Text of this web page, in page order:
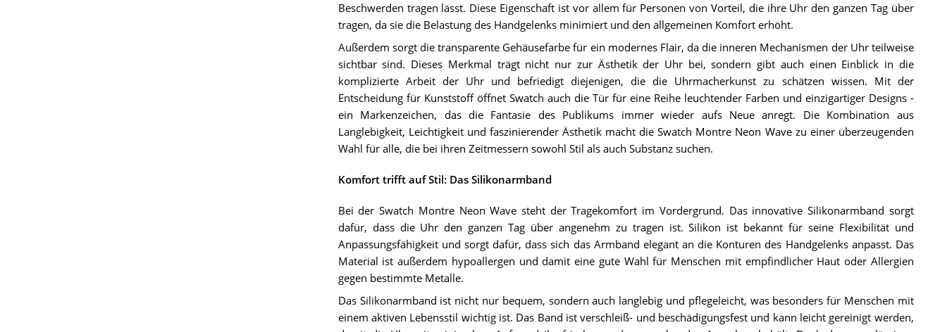
Beschwerden tragen lässt. Diese Eigenschaft ist vor allem für Personen von Vorteil, die ihre Uhr den ganzen Tag über
tragen, da sie die Belastung des Handgelenks minimiert und den allgemeinen Komfort erhöht.
Außerdem sorgt die transparente Gehäusefarbe für ein modernes Flair, da die inneren Mechanismen der Uhr teilweise
sichtbar sind. Dieses Merkmal trägt nicht nur zur Ästhetik der Uhr bei, sondern gibt auch einen Einblick in die
komplizierte Arbeit der Uhr und befriedigt diejenigen, die die Uhrmacherkunst zu schätzen wissen. Mit der
Entscheidung für Kunststoff öffnet Swatch auch die Tür für eine Reihe leuchtender Farben und einzigartiger Designs -
ein Markenzeichen, das die Fantasie des Publikums immer wieder aufs Neue anregt. Die Kombination aus
Langlebigkeit, Leichtigkeit und faszinierender Ästhetik macht die Swatch Montre Neon Wave zu einer überzeugenden
Wahl für alle, die bei ihren Zeitmessern sowohl Stil als auch Substanz suchen.
Komfort trifft auf Stil: Das Silikonarmband
Bei der Swatch Montre Neon Wave steht der Tragekomfort im Vordergrund. Das innovative Silikonarmband sorgt
dafür, dass die Uhr den ganzen Tag über angenehm zu tragen ist. Silikon ist bekannt für seine Flexibilität und
Anpassungsfähigkeit und sorgt dafür, dass sich das Armband elegant an die Konturen des Handgelenks anpasst. Das
Material ist außerdem hypoallergen und damit eine gute Wahl für Menschen mit empfindlicher Haut oder Allergien
gegen bestimmte Metalle.
Das Silikonarmband ist nicht nur bequem, sondern auch langlebig und pflegeleicht, was besonders für Menschen mit
einem aktiven Lebensstil wichtig ist. Das Band ist verschleiß- und beschädigungsfest und kann leicht gereinigt werden,